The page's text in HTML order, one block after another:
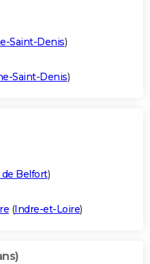
Saint-Denis)
Saint-Denis)
Belfort)
(Indre-et-Loire)